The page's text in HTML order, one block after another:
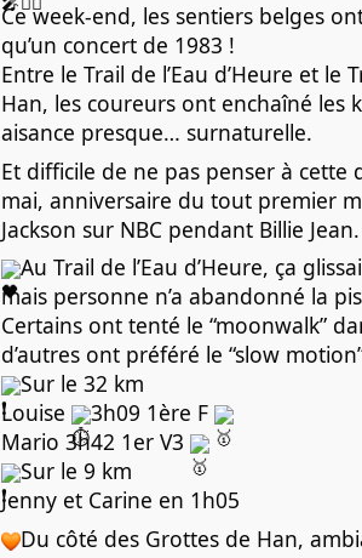
Ce week-end, les sentiers belges
qu’un concert de 1983 !
Entre le Trail de l’Eau d’Heure et le
Han, les coureurs ont enchaîné les
aisance presque… surnaturelle.
Et difficile de ne pas penser à cette
mai, anniversaire du tout premier
Jackson sur NBC pendant Billie Jean.
Au Trail de l’Eau d’Heure, ça
mais personne n’a abandonné la
Certains ont tenté le “moonwalk”
d’autres ont préféré le “slow
Sur le 32 km
Louise
3h09 1ère F
Mario 3h42 1er V3
Sur le 9 km
Jenny et Carine en 1h05
Du côté des Grottes de Han,